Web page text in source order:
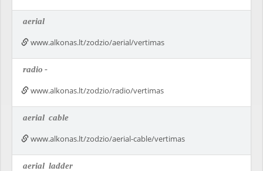
aerial
www.alkonas.lt/zodzio/aerial/vertimas
radio -
www.alkonas.lt/zodzio/radio/vertimas
aerial cable
www.alkonas.lt/zodzio/aerial-cable/vertimas
aerial ladder